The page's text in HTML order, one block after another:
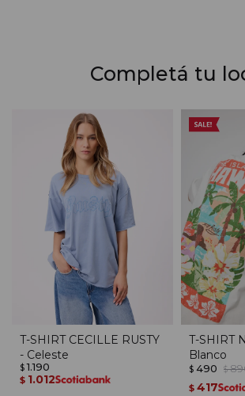
Completá tu
T-SHIRT CECILLE RUSTY
- Celeste
$ 1.190
$ 1.012
T-SHIRT
Blanco
$ 490 $
$ 417